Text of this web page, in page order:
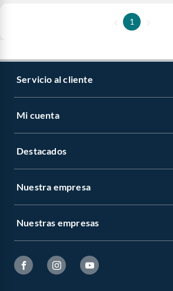
1
Servicio al cliente
Mi cuenta
Destacados
Nuestra empresa
Nuestras empresas